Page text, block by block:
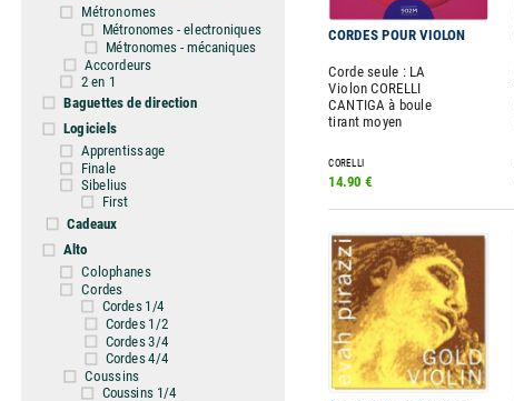
Métronomes
Métronomes - electroniques
Métronomes - mécaniques
Accordeurs
2 en 1
Baguettes de direction
Logiciels
Apprentissage
Finale
Sibelius
First
Cadeaux
Alto
Colophanes
Cordes
Cordes 1/4
Cordes 1/2
Cordes 3/4
Cordes 4/4
Coussins
Coussins 1/4
CORDES POUR VIOLON
Corde seule : LA
Violon CORELLI
CANTIGA à boule
tirant moyen
CORELLI
14.90 €